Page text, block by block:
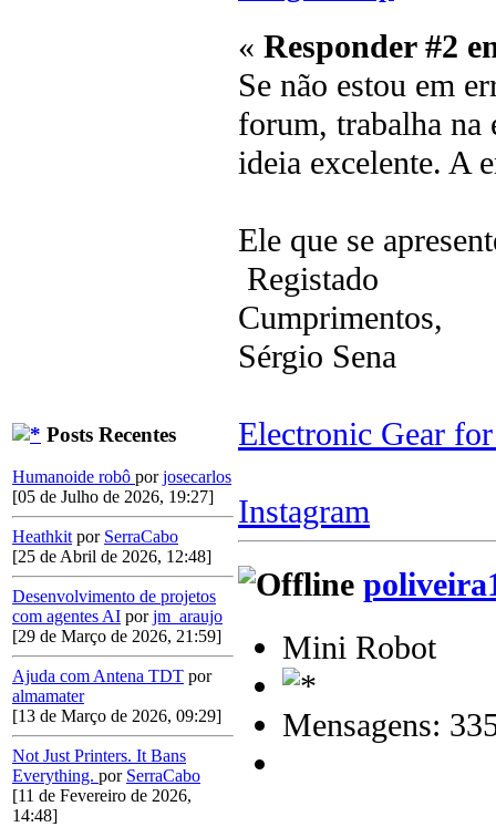
Posts Recentes
Humanoide robô porjosecarlos
[05 de Julho de 2026, 19:27]
Heathkit por SerraCabo
[25 de Abril de 2026, 12:48]
Desenvolvimento de projetos
com agentes AI porjm_araujo
[29 de Março de 2026, 21:59]
Ajuda com Antena TDT por
almamater
[13 de Março de 2026, 09:29]
Not Just Printers. It Bans
Everything. por SerraCabo
[11 de Fevereiro de 2026,
14:48]
« Responder #2
Se não estou em
forum, trabalha na
ideia excelente. A
Ele que se
Registado
Cumprimentos,
Sérgio Sena
Electronic Gear
Instagram
Mini Robot
Mensagens: